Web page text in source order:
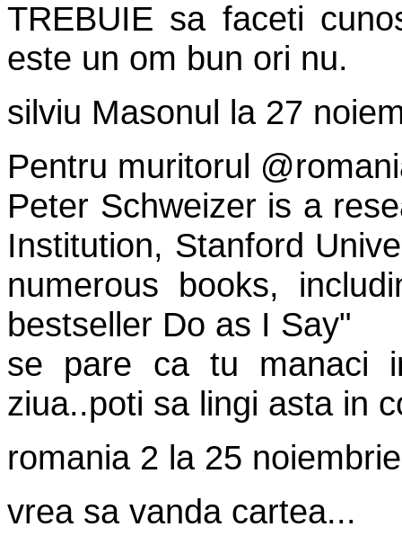
TREBUIE sa faceti
este un om bun ori nu.
silviu Masonul la 27
Pentru muritorul
Peter Schweizer is a
Institution, Stanford
numerous books,
bestseller Do as I Say"
se pare ca tu manaci
ziua..poti sa lingi asta in
romania 2 la 25
vrea sa vanda cartea...